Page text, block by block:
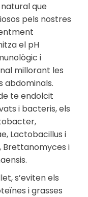
que
pels nostres
el pH
i
millorant les
abdominals.
te endolcit
i bacteris, els
Lactobacillus i
Brettanomyces i
s’eviten els
i grasses